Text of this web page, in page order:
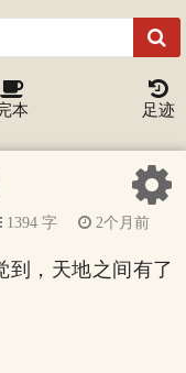
本 足迹
1394 字 2个月前
到，天地之间有了